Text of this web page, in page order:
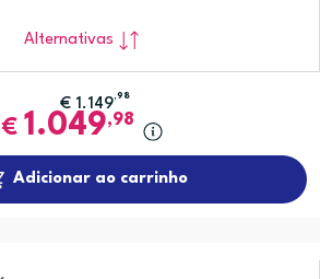
Alternativas
€ 1.149,98
€ 1.049,98
Adicionar ao carrinho